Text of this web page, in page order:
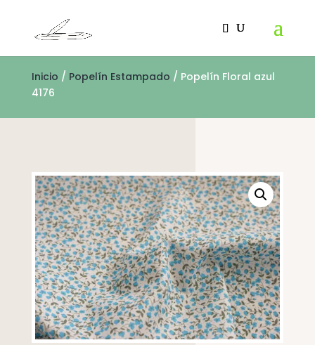
Inicio / Popelín Estampado / Popelín Floral azul
4176